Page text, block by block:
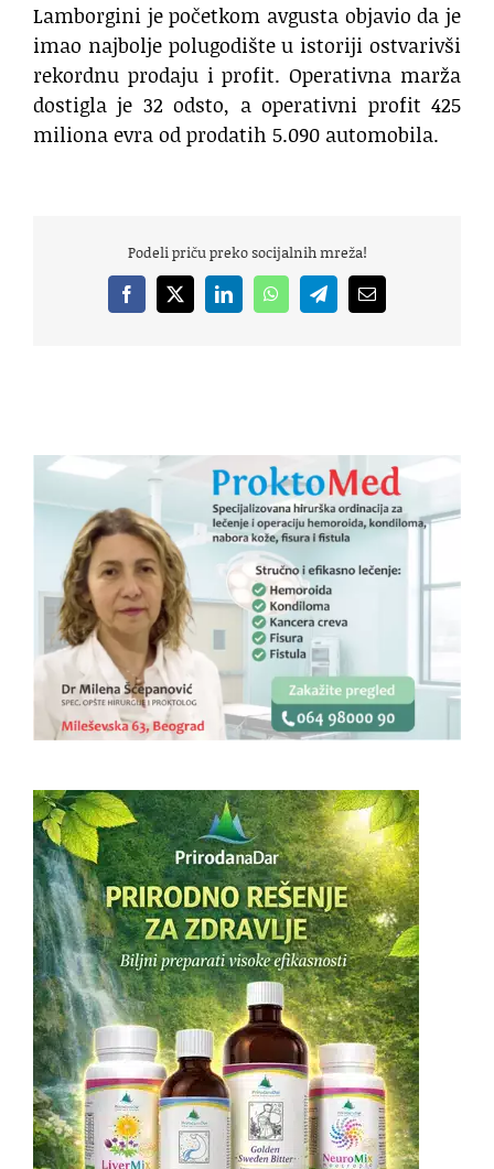
Lamborgini je početkom avgusta objavio da je
imao najbolje polugodište u istoriji ostvarivši
rekordnu prodaju i profit. Operativna marža
dostigla je 32 odsto, a operativni profit 425
miliona evra od prodatih 5.090 automobila.
Podeli priču preko socijalnih mreža!
Facebook
X LinkedInWhatsAppTelegramEmail